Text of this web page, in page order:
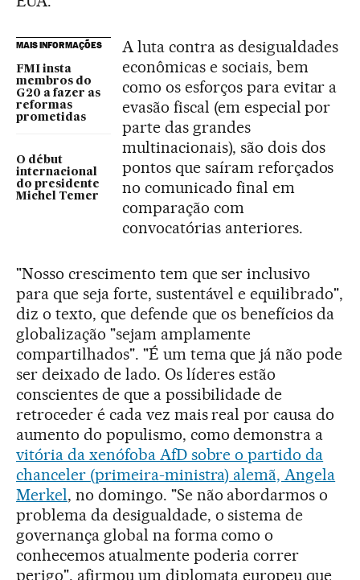
MAIS INFORMAÇÕES
FMI insta
membros do
G20 a fazer as
reformas
prometidas
O début
internacional
do presidente
Michel Temer
A luta contra as desigualdades
econômicas e sociais, bem
como os esforços para evitar a
evasão fiscal (em especial por
parte das grandes
multinacionais), são dois dos
pontos que saíram reforçados
no comunicado final em
comparação com
convocatórias anteriores.
"Nosso crescimento tem que ser inclusivo
para que seja forte, sustentável e equilibrado",
diz o texto, que defende que os benefícios da
globalização "sejam amplamente
compartilhados". "É um tema que já não pode
ser deixado de lado. Os líderes estão
conscientes de que a possibilidade de
retroceder é cada vez mais real por causa do
aumento do populismo, como demonstra a
vitória da xenófoba AfD sobre o partido da
chanceler (primeira-ministra) alemã, Angela
Merkel, no domingo. "Se não abordarmos o
problema da desigualdade, o sistema de
governança global na forma como o
conhecemos atualmente poderia correr
perigo", afirmou um diplomata europeu que